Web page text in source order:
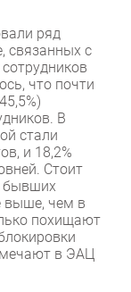
ряд
связанных с
что почти
В
стали
и 18,2%
Стоит
бывших
выше, чем в
похищают
в ЭАЦ